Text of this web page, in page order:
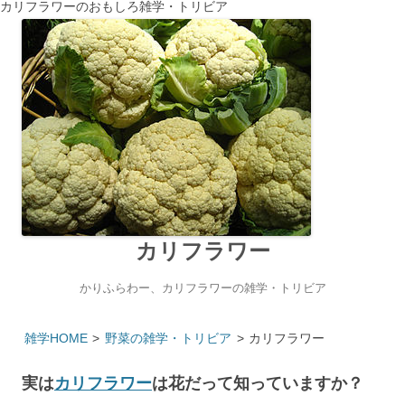
カリフラワーのおもしろ雑学・トリビア
カリフラワー
かりふらわー、カリフラワーの雑学・トリビア
雑学HOME > 野菜の雑学・トリビア > カリフラワー
実はカリフラワーは花だって知っていますか？